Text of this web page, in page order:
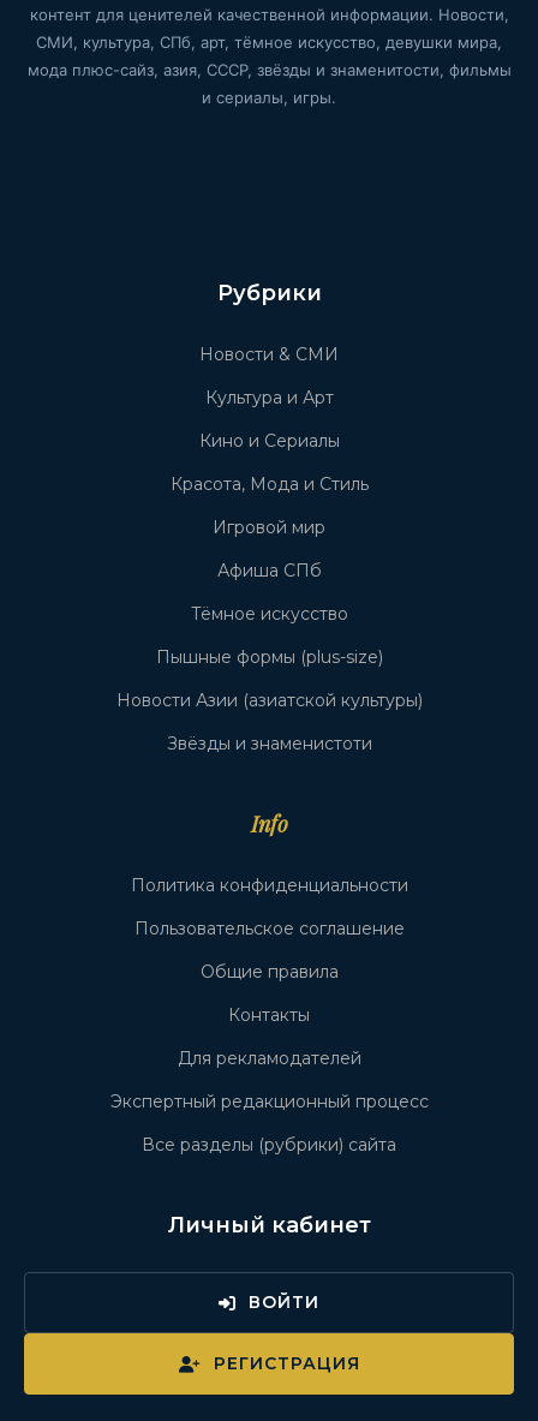
контент для ценителей качественной информации. Новости,
СМИ, культура, СПб, арт, тёмное искусство, девушки мира,
мода плюс-сайз, азия, СССР, звёзды и знаменитости, фильмы
и сериалы, игры.
Рубрики
Новости & СМИ
Культура и Арт
Кино и Сериалы
Красота, Мода и Стиль
Игровой мир
Афиша СПб
Тёмное искусство
Пышные формы (plus-size)
Новости Азии (азиатской культуры)
Звёзды и знаменистоти
Info
Политика конфиденциальности
Пользовательское соглашение
Общие правила
Контакты
Для рекламодателей
Экспертный редакционный процесс
Все разделы (рубрики) сайта
Личный кабинет
ВОЙТИ
РЕГИСТРАЦИЯ